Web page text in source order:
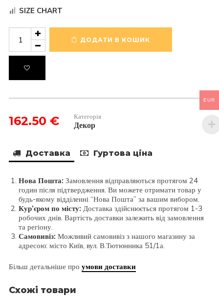
SIZE CHART
декоративне
IN
COLOR
-
CM
кількість
ДОДАТИ В КОШИК
162.50 € Категорія
Декор
Доставка Гуртова ціна
Нова Пошта: Замовлення відправляються протягом 24
годин після підтвердження. Ви можете отримати товар у
будь-якому відділенні “Нова Пошта” за вашим вибором.
Кур’єром по місту: Доставка здійснюється протягом 1-3
робочих днів. Вартість доставки залежить від замовлення
та регіону.
Самовивіз: Можливий самовивіз з нашого магазину за
адресою: місто Київ, вул. В.Тютюнника 51/1а.
Більш детальніше про умови доставки
Схожі товари
EUR